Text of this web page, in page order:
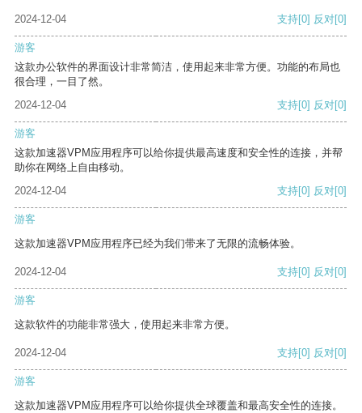
2024-12-04 支持[0] 反对[0]
游客
这款办公软件的界面设计非常简洁，使用起来非常方便。功能的布局也
很合理，一目了然。
2024-12-04
支持[0] 反对[0]
游客
这款加速器VPM应用程序可以给你提供最高速度和安全性的连接，并帮
助你在网络上自由移动。
2024-12-04
支持[0] 反对[0]
游客
这款加速器VPM应用程序已经为我们带来了无限的流畅体验。
2024-12-04 支持[0] 反对[0]
游客
这款软件的功能非常强大，使用起来非常方便。
2024-12-04 支持[0] 反对[0]
游客
这款加速器VPM应用程序可以给你提供全球覆盖和最高安全性的连接。